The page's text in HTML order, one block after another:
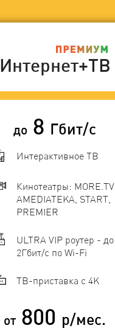
Интернет+ТВ
до 8 Гбит/с
Интерактивное ТВ
Кинотеатры: MORE.TV,
AMEDIATEKA, START,
PREMIER
ULTRA VIP роутер - до
2Гбит/c по Wi-Fi
ТВ-приставка с 4K
от 800 р/мес.